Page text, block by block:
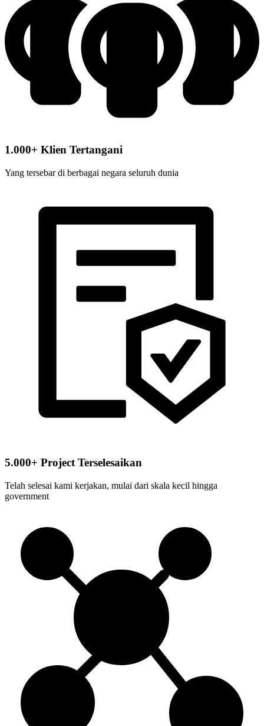
1.000+ Klien Tertangani
Yang tersebar di berbagai negara seluruh dunia
5.000+ Project Terselesaikan
Telah selesai kami kerjakan, mulai dari skala kecil hingga
government